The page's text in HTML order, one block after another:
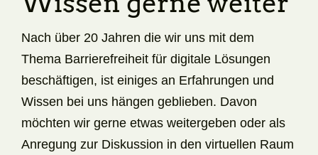
Blog
Nach über 20 Jahren die wir uns mit dem
Thema Barrierefreiheit für digitale Lösungen
beschäftigen, ist einiges an Erfahrungen und
Wissen bei uns hängen geblieben. Davon
möchten wir gerne etwas weitergeben oder als
Anregung zur Diskussion in den virtuellen Raum